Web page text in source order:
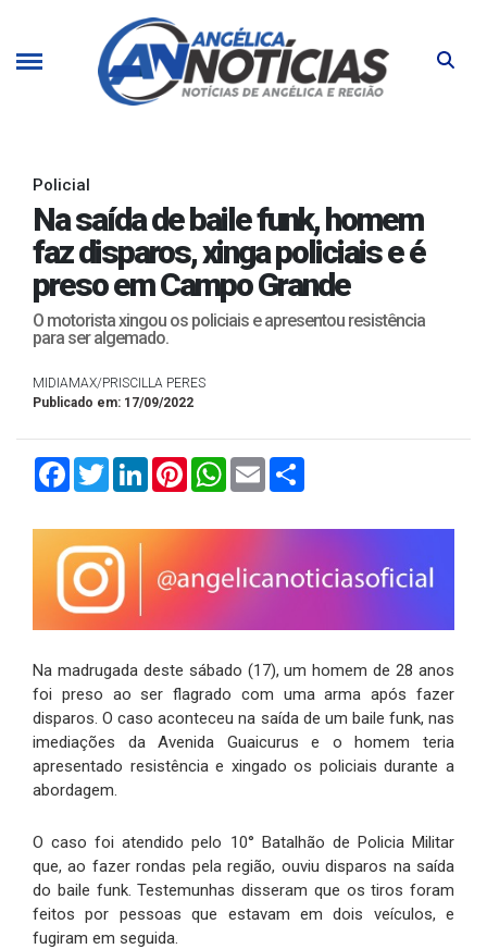
Policial
Na saída de baile funk, homem
faz disparos, xinga policiais e é
preso em Campo Grande
O motorista xingou os policiais e apresentou resistência
para ser algemado.
MIDIAMAX/PRISCILLA PERES
Publicado em: 17/09/2022
FacebookTwitterLinkedInPinterestWhatsApp
Email
Na madrugada deste sábado (17), um homem de 28 anos
foi preso ao ser flagrado com uma arma após fazer
disparos. O caso aconteceu na saída de um baile funk, nas
imediações da Avenida Guaicurus e o homem teria
apresentado resistência e xingado os policiais durante a
abordagem.
O caso foi atendido pelo 10° Batalhão de Policia Militar
que, ao fazer rondas pela região, ouviu disparos na saída
do baile funk. Testemunhas disseram que os tiros foram
feitos por pessoas que estavam em dois veículos, e
fugiram em seguida.